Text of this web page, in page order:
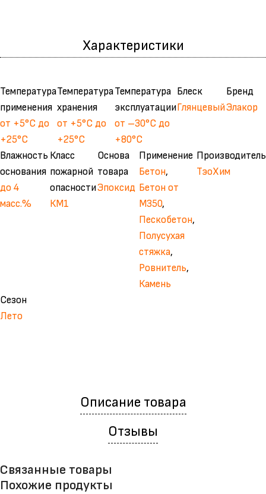
Характеристики
Описание товара
Отзывы
Температура
применения
от +5°С до
+25°С
Температура
хранения
от +5°С до
+25°С
Температура
эксплуатации
от –30°С до
+80°С
Блеск
Глянцевый
Бренд
Элакор
Влажность
основания
до 4
масс.%
Класс
пожарной
опасности
КМ1
Основа
товара
Эпоксид
Применение
Бетон,
Бетон от
М350,
Пескобетон,
Полусухая
стяжка,
Ровнитель,
Камень
Производитель
ТэоХим
Сезон
Лето
Связанные товары
Похожие продукты